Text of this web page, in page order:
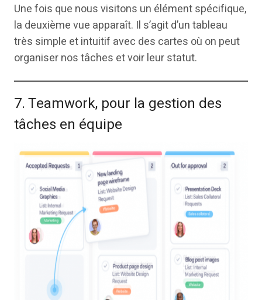
Une fois que nous visitons un élément spécifique,
la deuxième vue apparaît. Il s’agit d’un tableau
très simple et intuitif avec des cartes où on peut
organiser nos tâches et voir leur statut.
7. Teamwork, pour la gestion des
tâches en équipe